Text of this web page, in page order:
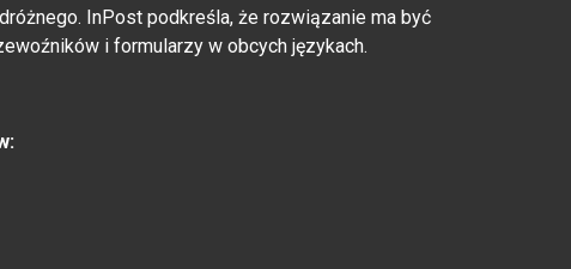
InPost podkreśla, że rozwiązanie ma być
i formularzy w obcych językach.